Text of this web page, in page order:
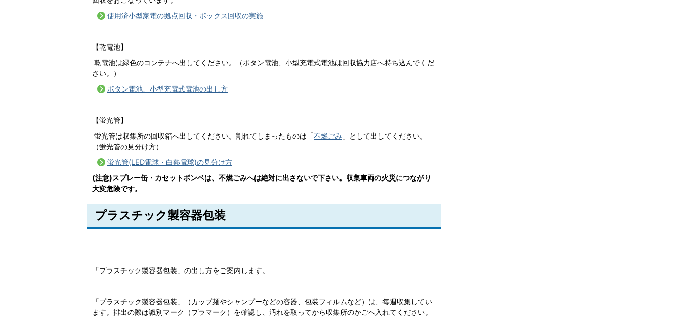
使用済小型家電の拠点回収・ボックス回収の実施
【乾電池】
乾電池は緑色のコンテナへ出してください。（ボタン電池、小型充電式電池は回収協力店へ持ち込んでくだ
さい。）
ボタン電池、小型充電式電池の出し方
【蛍光管】
蛍光管は収集所の回収箱へ出してください。割れてしまったものは「不燃ごみ 」として出してください。
（蛍光管の見分け方）
蛍光管(LED電球・白熱電球)の見分け方
(注意)スプレー缶・カセットボンベは、不燃ごみへは絶対に出さないで下さい。収集車両の火災につながり
大変危険です。
プラスチック製容器包装
「プラスチック製容器包装」の出し方をご案内します。
「プラスチック製容器包装」（カップ麺やシャンプーなどの容器、包装フィルムなど）は、毎週収集してい
ます。排出の際は識別マーク（プラマーク）を確認し、汚れを取ってから収集所のかごへ入れてください。